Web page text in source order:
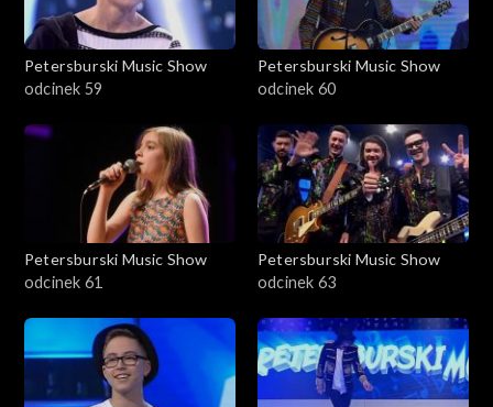
Petersburski Music Show
odcinek 59
Petersburski Music Show
odcinek 60
Petersburski Music Show
odcinek 61
Petersburski Music Show
odcinek 63